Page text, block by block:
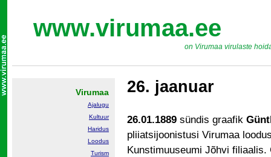
www.virumaa.ee
on Virumaa virulaste
26. jaanuar
26.01.1889 sündis graafik
pliiatsijoonistusi Virumaa
Kunstimuuseumi Jõhvi
Virumaa
Ajalugu
Kultuur
Haridus
Loodus
Turism